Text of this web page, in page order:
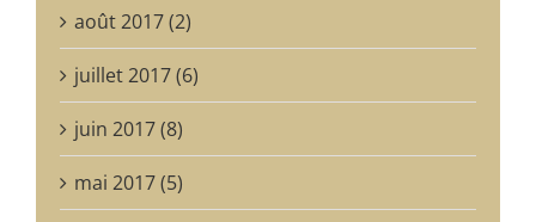
août 2017 (2)
juillet 2017 (6)
juin 2017 (8)
mai 2017 (5)